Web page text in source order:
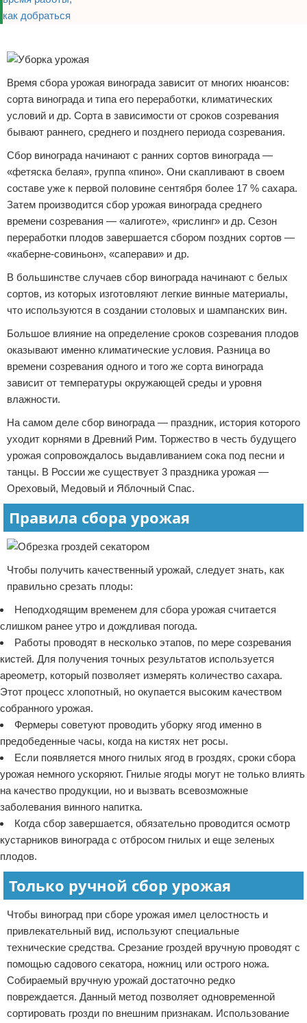
Время сбора урожая винограда зависит от многих нюансов:
сорта винограда и типа его переработки, климатических
условий и др. Сорта в зависимости от сроков созревания
бывают раннего, среднего и позднего периода созревания.
Сбор винограда начинают с ранних сортов винограда —
«фетяска белая», группа «пино». Они скапливают в своем
составе уже к первой половине сентября более 17 % сахара.
Затем производится сбор урожая винограда среднего
времени созревания — «алиготе», «рислинг» и др. Сезон
переработки плодов завершается сбором поздних сортов —
«каберне-совиньон», «саперави» и др.
В большинстве случаев сбор винограда начинают с белых
сортов, из которых изготовляют легкие винные материалы,
что используются в создании столовых и шампанских вин.
Большое влияние на определение сроков созревания плодов
оказывают именно климатические условия. Разница во
времени созревания одного и того же сорта винограда
зависит от температуры окружающей среды и уровня
влажности.
На самом деле сбор винограда — праздник, история которого
уходит корнями в Древний Рим. Торжество в честь будущего
урожая сопровождалось выдавливанием сока под песни и
танцы. В России же существует 3 праздника урожая —
Ореховый, Медовый и Яблочный Спас.
Правила сбора урожая
Чтобы получить качественный урожай, следует знать, как
правильно срезать плоды:
Неподходящим временем для сбора урожая считается
слишком ранее утро и дождливая погода.
Работы проводят в несколько этапов, по мере созревания
кистей. Для получения точных результатов используется
ареометр, который позволяет измерять количество сахара.
Этот процесс хлопотный, но окупается высоким качеством
собранного урожая.
Фермеры советуют проводить уборку ягод именно в
предобеденные часы, когда на кистях нет росы.
Если появляется много гнилых ягод в гроздях, сроки сбора
урожая немного ускоряют. Гнилые ягоды могут не только влиять
на качество продукции, но и вызвать всевозможные
заболевания винного напитка.
Когда сбор завершается, обязательно проводится осмотр
кустарников винограда с отбросом гнилых и еще зеленых
плодов.
Только ручной сбор урожая
Чтобы виноград при сборе урожая имел целостность и
привлекательный вид, используют специальные
технические средства. Срезание гроздей вручную проводят с
помощью садового секатора, ножниц или острого ножа.
Собираемый вручную урожай достаточно редко
повреждается. Данный метод позволяет одновременной
сортировать грозди по внешним признакам. Использование